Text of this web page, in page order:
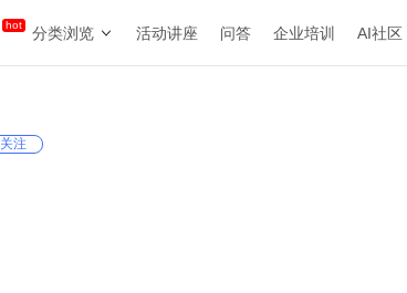
分类浏览 活动讲座 问答 企业培训 AI社区
关注